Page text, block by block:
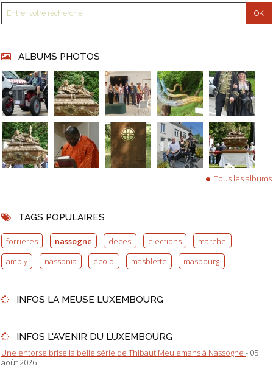
ALBUMS PHOTOS
Tous les albums
TAGS POPULAIRES
forrieres nassogne deces elections
marche
ambly
nassonia ecolo masblette masbourg
INFOS LA MEUSE LUXEMBOURG
INFOS L'AVENIR DU LUXEMBOURG
Une entorse brise la belle série de Thibaut Meulemans à Nassogne - 05
août 2026